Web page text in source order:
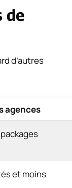
de
d’autres
agences
et moins